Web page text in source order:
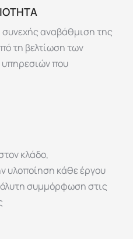
συνεχής αναβάθμιση της
τη βελτίωση των
υπηρεσιών που
κλάδο,
υλοποίηση κάθε έργου
συμμόρφωση στις